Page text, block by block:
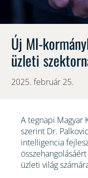
Új MI-
üzleti
2025. február 25.
A tegnapi Magyar
szerint Dr.
intelligencia
üzleti világ